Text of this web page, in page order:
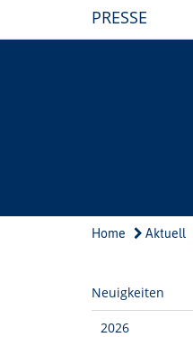
PRESSE
Home Aktuell
Neuigkeiten
2026